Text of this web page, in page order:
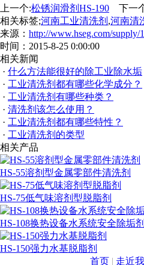
上一个:松锈润滑剂HS-190 下一
相关标签;河南工业清洗剂 ,河南清
来源： http://www.hseg.com/supply/
时间：2015-8-25 0:00:00
相关新闻
· 什么方法能很好的除工业除水垢
· 工业清洗剂都有哪些化学成分？
· 工业清洗剂有哪些种类？
· 清洗剂该怎么使用？
· 工业清洗剂都有哪些特性？
· 工业清洗剂的类型
相关产品
HS-55溶剂型金属零部件清洗剂
HS-75低气味溶剂型脱脂剂
HS-108换热设备水系统安全除垢剂
HS-150强力水基脱脂剂
首页 | 走近